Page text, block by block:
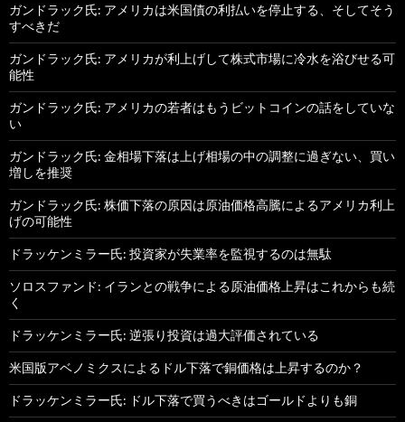
ガンドラック氏: アメリカは米国債の利払いを停止する、そしてそう
すべきだ
ガンドラック氏: アメリカが利上げして株式市場に冷水を浴びせる可
能性
ガンドラック氏: アメリカの若者はもうビットコインの話をしていな
い
ガンドラック氏: 金相場下落は上げ相場の中の調整に過ぎない、買い
増しを推奨
ガンドラック氏: 株価下落の原因は原油価格高騰によるアメリカ利上
げの可能性
ドラッケンミラー氏: 投資家が失業率を監視するのは無駄
ソロスファンド: イランとの戦争による原油価格上昇はこれからも続
く
ドラッケンミラー氏: 逆張り投資は過大評価されている
米国版アベノミクスによるドル下落で銅価格は上昇するのか？
ドラッケンミラー氏: ドル下落で買うべきはゴールドよりも銅